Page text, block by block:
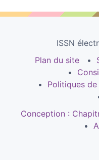
ISSN
Plan du site
Politiques
Conception :